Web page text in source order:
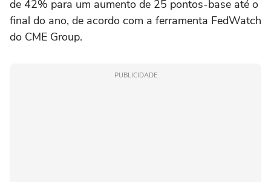
de 42% para um aumento de 25 pontos-base até o
final do ano, de acordo com a ferramenta FedWatch
do CME Group.
PUBLICIDADE